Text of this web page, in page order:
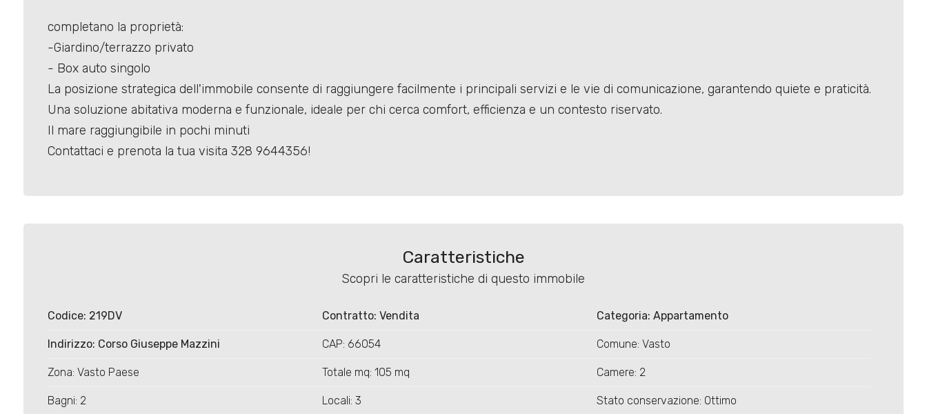
completano la proprietà:
-Giardino/terrazzo privato
- Box auto singolo
La posizione strategica dell'immobile consente di raggiungere facilmente i principali servizi e le vie di comunicazione, garantendo quiete e praticità.
Una soluzione abitativa moderna e funzionale, ideale per chi cerca comfort, efficienza e un contesto riservato.
Il mare raggiungibile in pochi minuti
Contattaci e prenota la tua visita 328 9644356!
Caratteristiche
Scopri le caratteristiche di questo immobile
Codice: 219DV Contratto: Vendita Categoria: Appartamento
Indirizzo: Corso Giuseppe Mazzini CAP: 66054 Comune: Vasto
Zona: Vasto Paese Totale mq: 105 mq Camere: 2
Bagni: 2 Locali: 3 Stato conservazione: Ottimo